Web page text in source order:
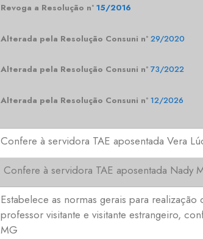
Revoga a Resolução nº 15/2016
Alterada pela Resolução Consuni nº 29/2020
Alterada pela Resolução Consuni nº 73/2022
Alterada pela Resolução Consuni nº 12/2026
Confere à servidora TAE aposentada Vera
Confere à servidora TAE aposentada Nady
Estabelece as normas gerais para
professor visitante e visitante estrangeiro,
MG